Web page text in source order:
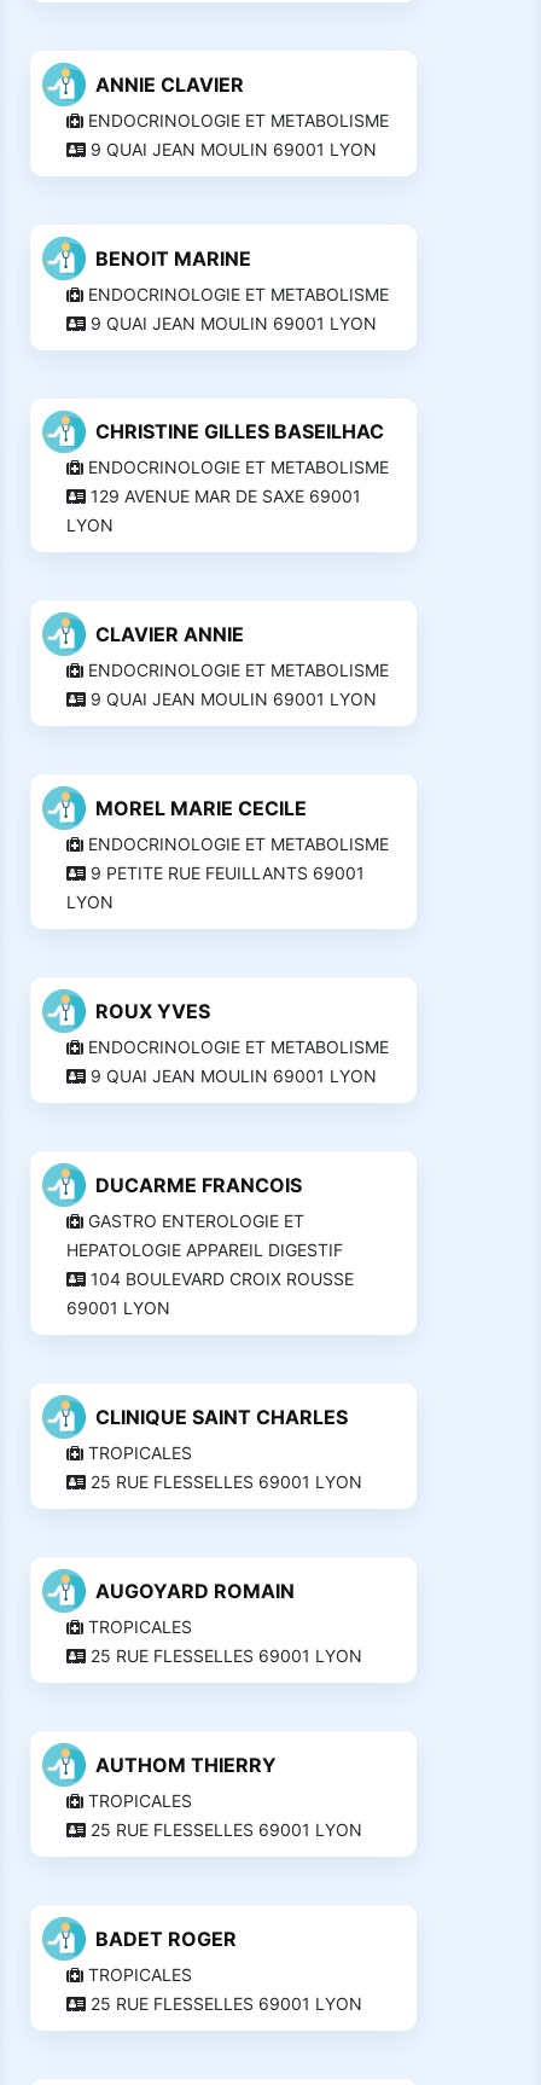
ANNIE CLAVIER
ENDOCRINOLOGIE ET METABOLISME
9 QUAI JEAN MOULIN 69001 LYON
BENOIT MARINE
ENDOCRINOLOGIE ET METABOLISME
9 QUAI JEAN MOULIN 69001 LYON
CHRISTINE GILLES BASEILHAC
ENDOCRINOLOGIE ET METABOLISME
129 AVENUE MAR DE SAXE 69001
LYON
CLAVIER ANNIE
ENDOCRINOLOGIE ET METABOLISME
9 QUAI JEAN MOULIN 69001 LYON
MOREL MARIE CECILE
ENDOCRINOLOGIE ET METABOLISME
9 PETITE RUE FEUILLANTS 69001
LYON
ROUX YVES
ENDOCRINOLOGIE ET METABOLISME
9 QUAI JEAN MOULIN 69001 LYON
DUCARME FRANCOIS
GASTRO ENTEROLOGIE ET
HEPATOLOGIE APPAREIL DIGESTIF
104 BOULEVARD CROIX ROUSSE
69001 LYON
CLINIQUE SAINT CHARLES
TROPICALES
25 RUE FLESSELLES 69001 LYON
AUGOYARD ROMAIN
TROPICALES
25 RUE FLESSELLES 69001 LYON
AUTHOM THIERRY
TROPICALES
25 RUE FLESSELLES 69001 LYON
BADET ROGER
TROPICALES
25 RUE FLESSELLES 69001 LYON